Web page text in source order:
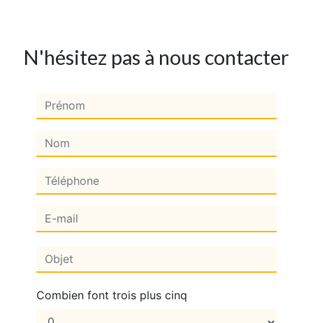
N'hésitez pas à nous contacter
Combien font trois plus cinq